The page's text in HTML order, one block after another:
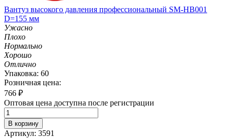
Вантуз высокого давления профессиональный SM-HB001
D=155 мм
Ужасно
Плохо
Нормально
Хорошо
Отлично
Упаковка: 60
Розничная цена:
766 ₽
Оптовая цена доступна после регистрации
В корзину
Артикул: 3591